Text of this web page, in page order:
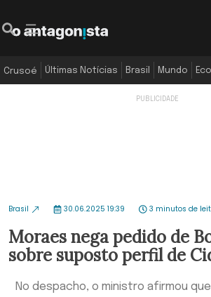
Crusoé Últimas Notícias Brasil Mundo
Brasil 30.06.2025 19:39 3 minutos de
Moraes nega pedido de
sobre suposto perfil de
No despacho, o ministro afirmou